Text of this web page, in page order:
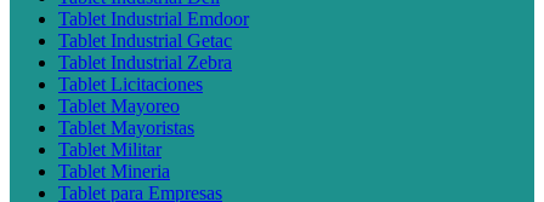
Tablet Industrial Emdoor
Tablet Industrial Getac
Tablet Industrial Zebra
Tablet Licitaciones
Tablet Mayoreo
Tablet Mayoristas
Tablet Militar
Tablet Mineria
Tablet para Empresas